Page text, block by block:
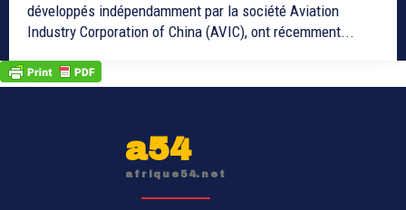
développés indépendamment par la société Aviation
Industry Corporation of China (AVIC), ont récemment...
a54
afrique54.net